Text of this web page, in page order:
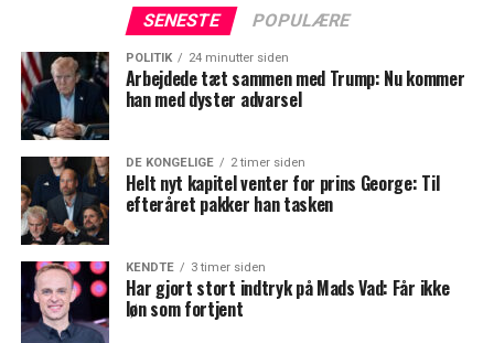
SENESTE POPULÆRE
POLITIK 24 minutter siden
Arbejdede tæt sammen med Trump: Nu kommer
han med dyster advarsel
DE KONGELIGE 2 timer siden
Helt nyt kapitel venter for prins George: Til
efteråret pakker han tasken
KENDTE 3 timer siden
Har gjort stort indtryk på Mads Vad: Får ikke
løn som fortjent